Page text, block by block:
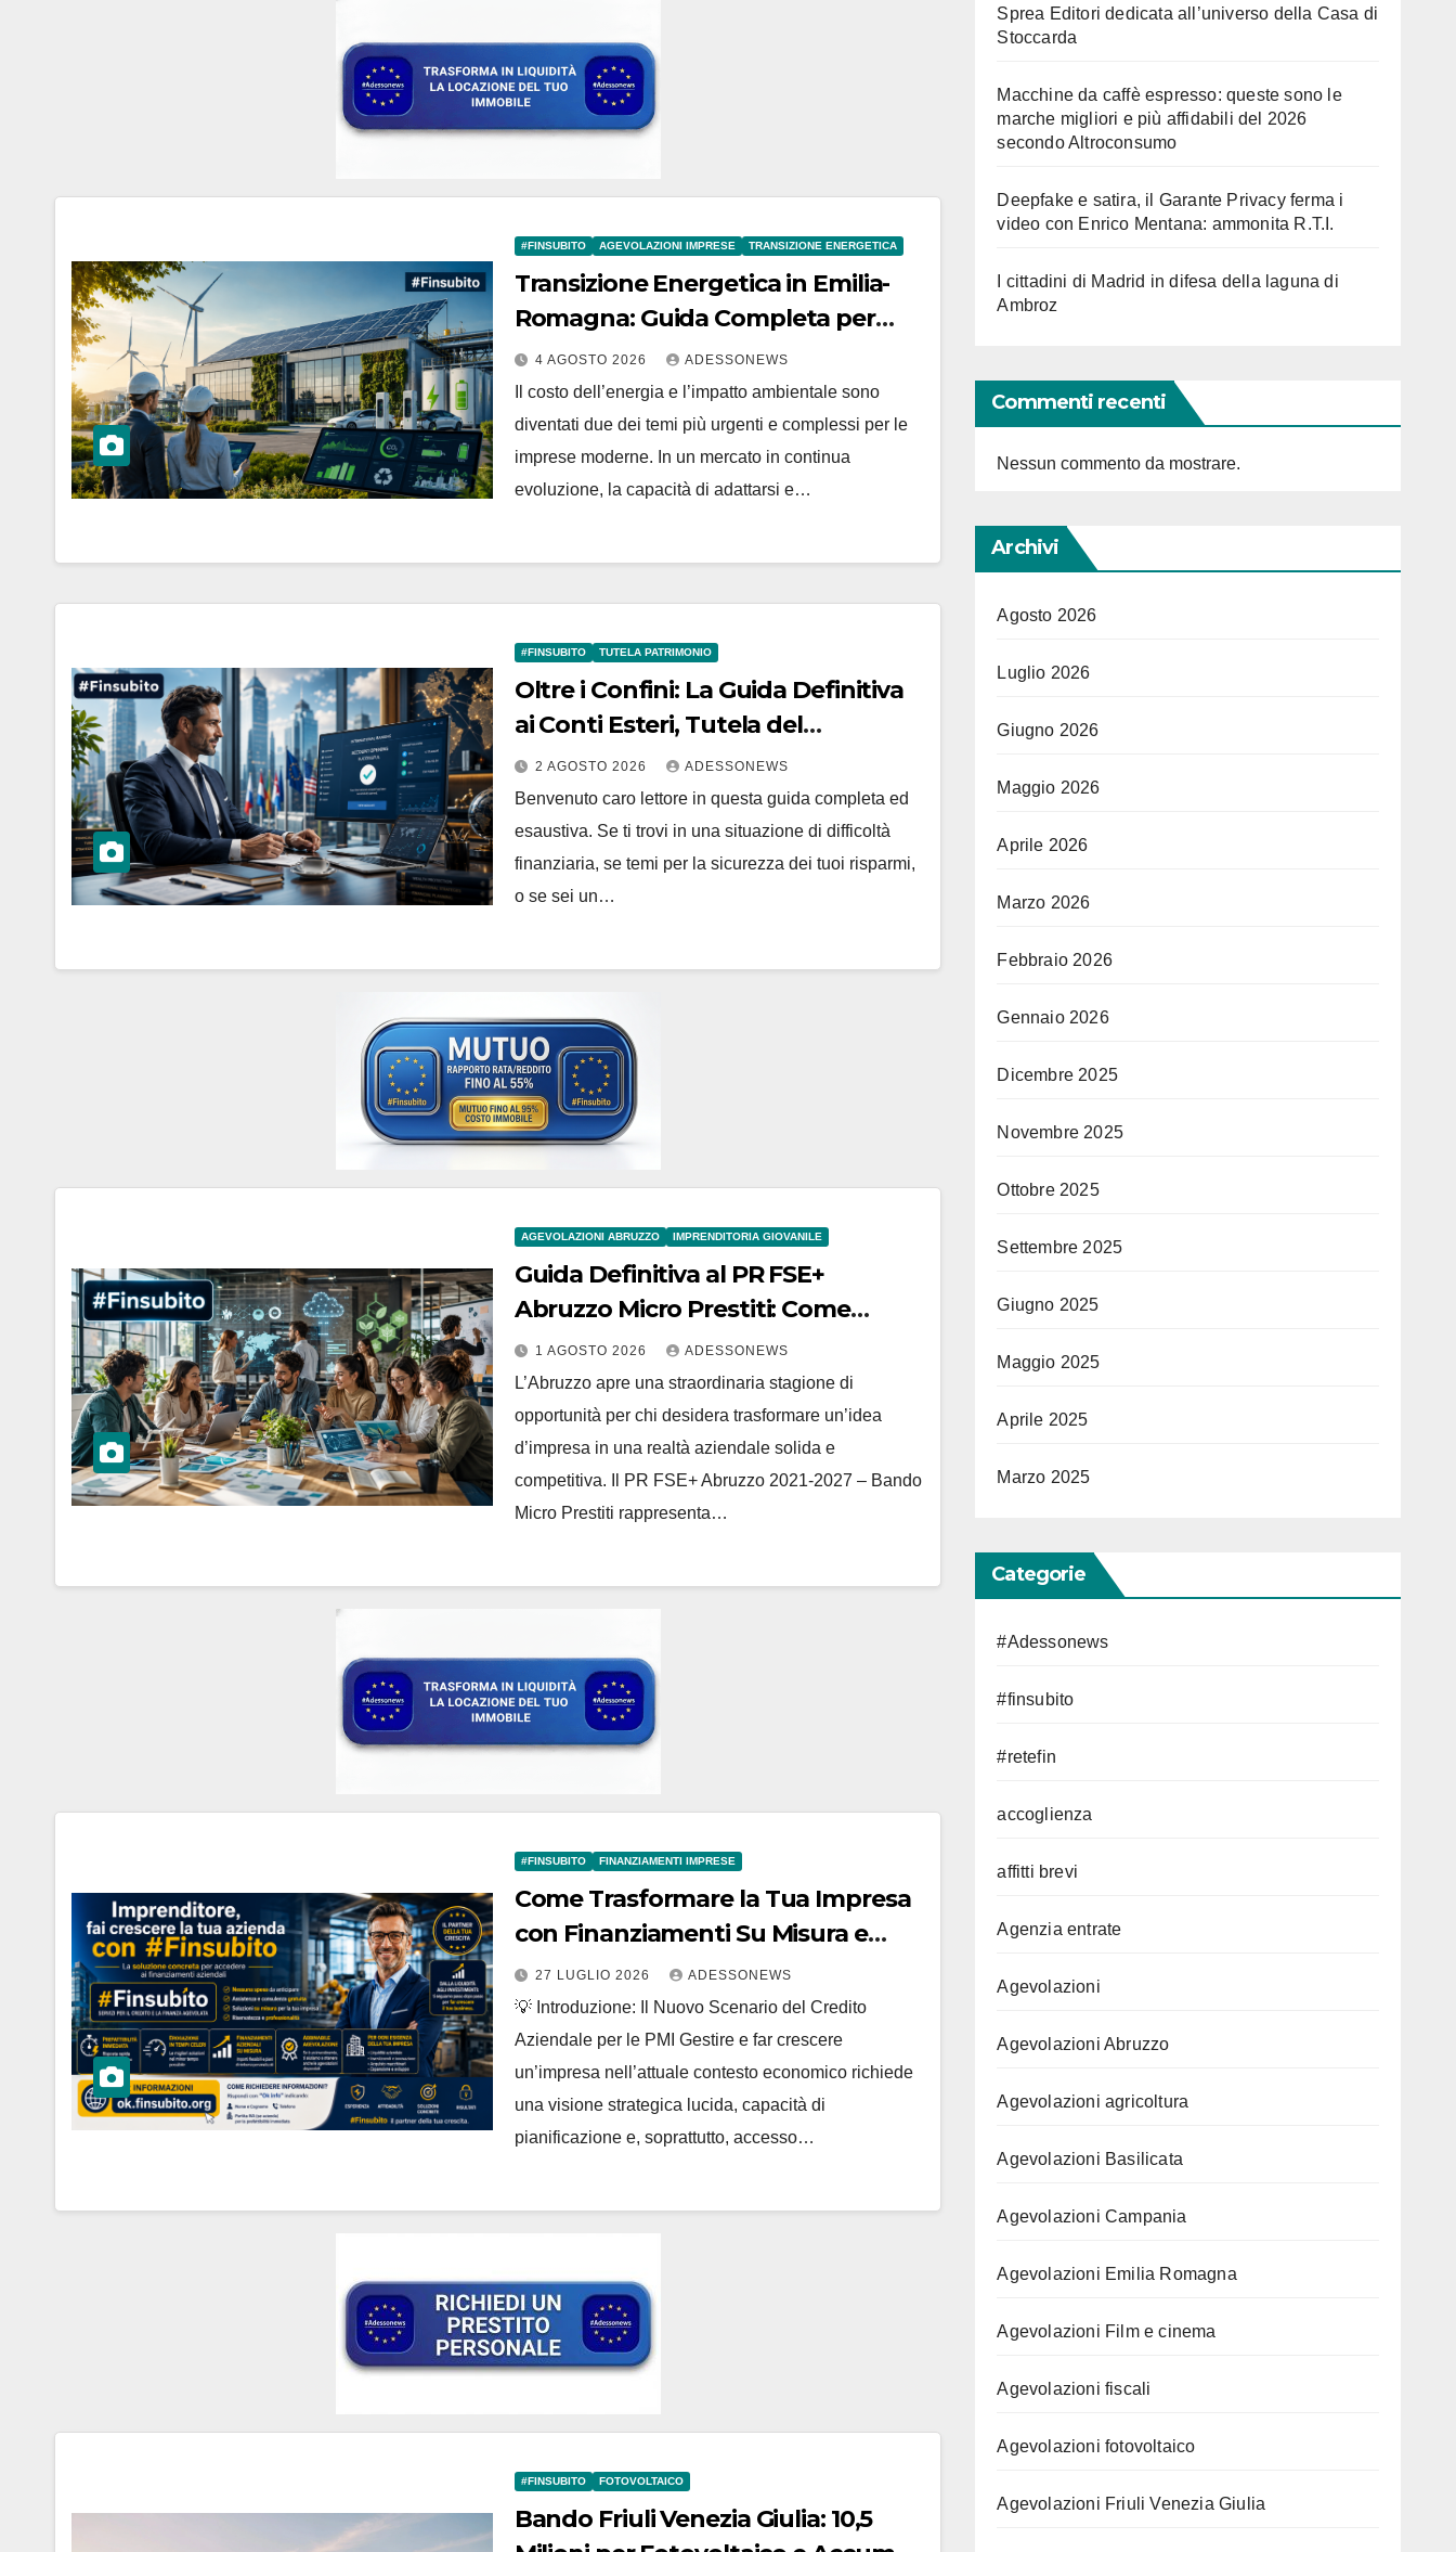
#FINSUBITO AGEVOLAZIONI IMPRESE TRANSIZIONE ENERGETICA
Transizione Energetica in Emilia-
Romagna: Guida Completa per
Ottenere il Fondo Perduto sulle
Rinnovabili con #Finsubito –
#Adessonews – #Finsubito –
Adessonews
4 AGOSTO 2026 ADESSONEWS
Il costo dell’energia e l’impatto ambientale sono
diventati due dei temi più urgenti e complessi per le
imprese moderne. In un mercato in continua
evoluzione, la capacità di adattarsi e…
#FINSUBITO TUTELA PATRIMONIO
Oltre i Confini: La Guida Definitiva
ai Conti Esteri, Tutela del
Patrimonio e l’Esperienza di
#Finsubito – #Adessonews –
#Finsubito – Adessonews
2 AGOSTO 2026 ADESSONEWS
Benvenuto caro lettore in questa guida completa ed
esaustiva. Se ti trovi in una situazione di difficoltà
finanziaria, se temi per la sicurezza dei tuoi risparmi,
o se sei un…
AGEVOLAZIONI ABRUZZO IMPRENDITORIA GIOVANILE
Guida Definitiva al PR FSE+
Abruzzo Micro Prestiti: Come
Ottenere Finanziamenti a Fondo
Perduto e Tasso Zero per Giovani
Under 35 e Donne con #Finsubito –
#Adessonews – #Finsubito –
Adessonews
1 AGOSTO 2026 ADESSONEWS
L’Abruzzo apre una straordinaria stagione di
opportunità per chi desidera trasformare un’idea
d’impresa in una realtà aziendale solida e
competitiva. Il PR FSE+ Abruzzo 2021-2027 – Bando
Micro Prestiti rappresenta…
#FINSUBITO FINANZIAMENTI IMPRESE
Come Trasformare la Tua Impresa
con Finanziamenti Su Misura e
Finanza Agevolata: La Guida
Definitiva Strategica di #Finsubito
– #Adessonews – #Finsubito –
Adessonews
27 LUGLIO 2026 ADESSONEWS
💡 Introduzione: Il Nuovo Scenario del Credito
Aziendale per le PMI Gestire e far crescere
un’impresa nell’attuale contesto economico richiede
una visione strategica lucida, capacità di
pianificazione e, soprattutto, accesso…
#FINSUBITO FOTOVOLTAICO
Bando Friuli Venezia Giulia: 10,5
Sprea Editori dedicata all’universo della Casa di
Stoccarda
Macchine da caffè espresso: queste sono le
marche migliori e più affidabili del 2026
secondo Altroconsumo
Deepfake e satira, il Garante Privacy ferma i
video con Enrico Mentana: ammonita R.T.I.
I cittadini di Madrid in difesa della laguna di
Ambroz
Commenti recenti
Nessun commento da mostrare.
Archivi
Agosto 2026
Luglio 2026
Giugno 2026
Maggio 2026
Aprile 2026
Marzo 2026
Febbraio 2026
Gennaio 2026
Dicembre 2025
Novembre 2025
Ottobre 2025
Settembre 2025
Giugno 2025
Maggio 2025
Aprile 2025
Marzo 2025
Categorie
#Adessonews
#finsubito
#retefin
accoglienza
affitti brevi
Agenzia entrate
Agevolazioni
Agevolazioni Abruzzo
Agevolazioni agricoltura
Agevolazioni Basilicata
Agevolazioni Campania
Agevolazioni Emilia Romagna
Agevolazioni Film e cinema
Agevolazioni fiscali
Agevolazioni fotovoltaico
Agevolazioni Friuli Venezia Giulia